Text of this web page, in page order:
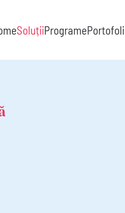
SoluțiiPrograme